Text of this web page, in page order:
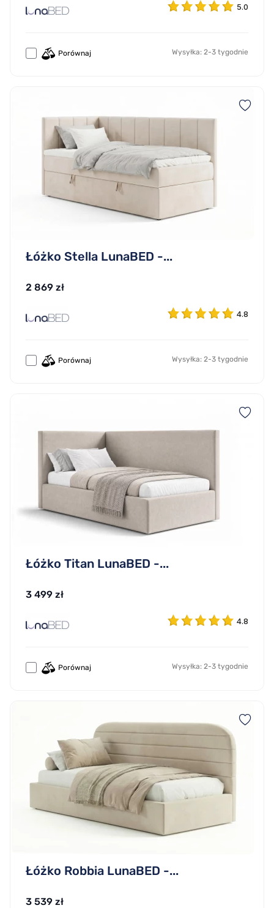
5.0
Porównaj Wysyłka: 2-3 tygodnie
Łóżko Stella LunaBED -...
2 869 zł
4.8
Porównaj Wysyłka: 2-3 tygodnie
Łóżko Titan LunaBED -...
3 499 zł
4.8
Porównaj Wysyłka: 2-3 tygodnie
Łóżko Robbia LunaBED -...
3 539 zł